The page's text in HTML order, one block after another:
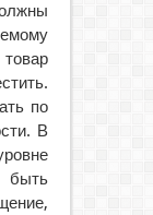
по
В
быть